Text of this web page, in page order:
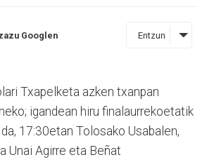
Googlen Entzun
Txapelketa azken txanpan
igandean hiru finalaurrekoetatik
17:30etan Tolosako Usabalen,
Unai Agirre eta Beñat